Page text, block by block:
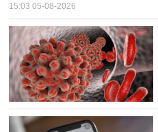
15:03 05-08-2026